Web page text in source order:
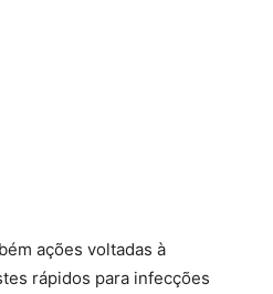
ações voltadas à
rápidos para infecções